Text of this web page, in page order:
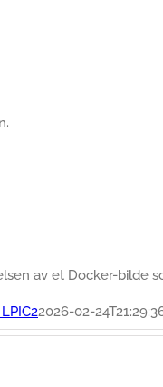
av et Docker-bilde
2026-02-